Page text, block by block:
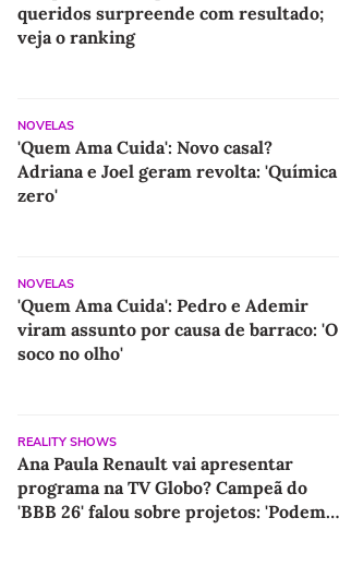
queridos surpreende com resultado;
veja o ranking
NOVELAS
'Quem Ama Cuida': Novo casal?
Adriana e Joel geram revolta: 'Química
zero'
NOVELAS
'Quem Ama Cuida': Pedro e Ademir
viram assunto por causa de barraco: 'O
soco no olho'
REALITY SHOWS
Ana Paula Renault vai apresentar
programa na TV Globo? Campeã do
'BBB 26' falou sobre projetos: 'Podem